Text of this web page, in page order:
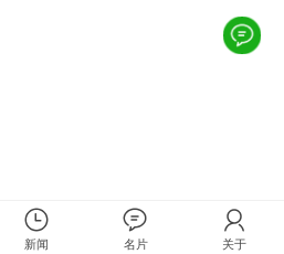
新闻 名片 关于